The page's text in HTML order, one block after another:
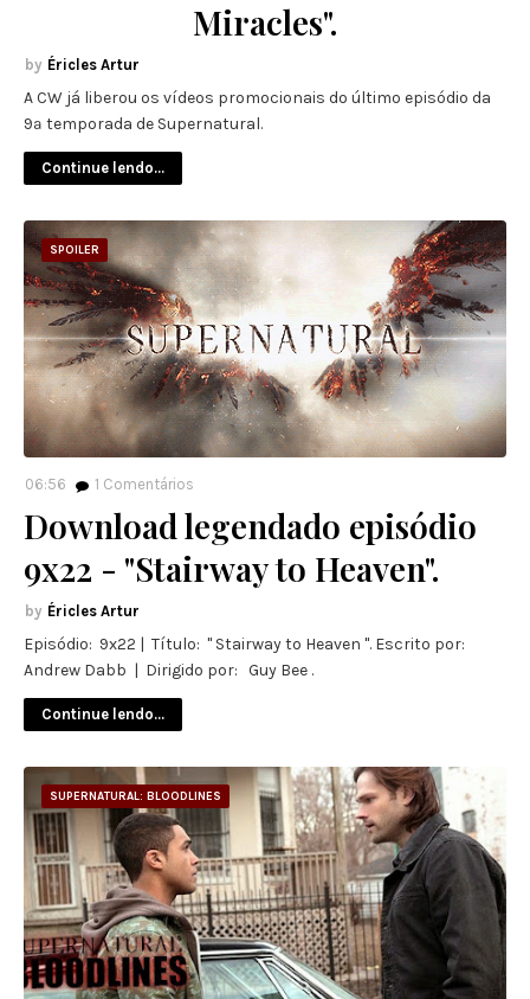
Miracles".
Éricles Artur
A CW já liberou os vídeos promocionais do último episódio da
9ª temporada de Supernatural.
Continue lendo...
SPOILER
06:56 1 Comentários
Download legendado episódio
9x22 - "Stairway to Heaven".
Éricles Artur
Episódio: 9x22 | Título: " Stairway to Heaven ". Escrito por:
Andrew Dabb | Dirigido por: Guy Bee .
Continue lendo...
SUPERNATURAL: BLOODLINES